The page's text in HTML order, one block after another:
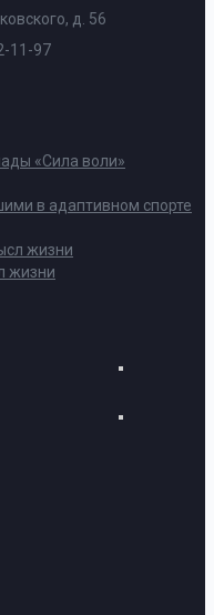
д. 56
11-97
«Сила воли»
в адаптивном спорте
жизни